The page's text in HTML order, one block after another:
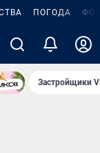
ПОГОДА
Застройщики